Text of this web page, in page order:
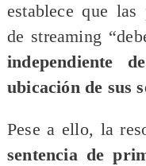
establece que las
de streaming
independiente
ubicación de sus
Pese a ello, la
sentencia de